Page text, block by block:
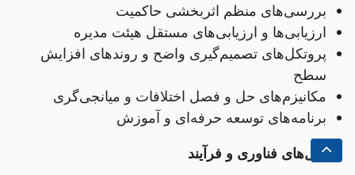
بررسی‌های منظم اثربخشی حاکمیت
ارزیابی‌ها و ارزیابی‌های مستقل هیئت مدیره
پروتکل‌های تصمیم‌گیری واضح و روندهای افزایش
سطح
مکانیزم‌های حل و فصل اختلافات و میانجی‌گری
برنامه‌های توسعه حرفه‌ای و آموزش
راه‌حل‌های فناوری و فرآیند